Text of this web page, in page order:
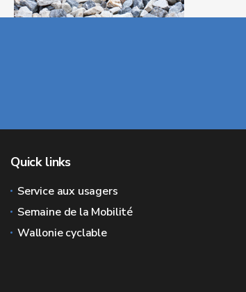
Quick links
Service aux usagers
Semaine de la Mobilité
Wallonie cyclable